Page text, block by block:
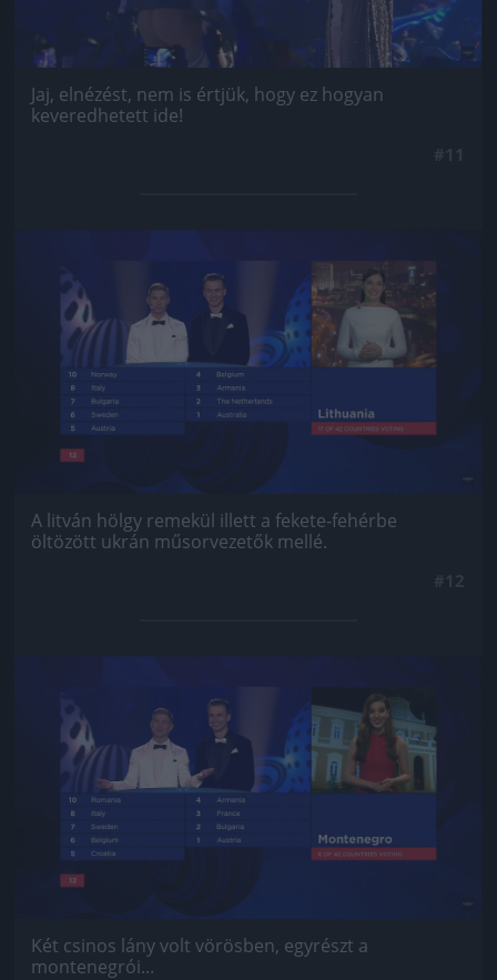
Jaj, elnézést, nem is értjük, hogy ez hogyan
keveredhetett ide!
Jön még kép!
A litván hölgy remekül illett a fekete-fehérbe
öltözött ukrán műsorvezetők mellé.
Jön még kép!
Két csinos lány volt vörösben, egyrészt a
montenegrói...